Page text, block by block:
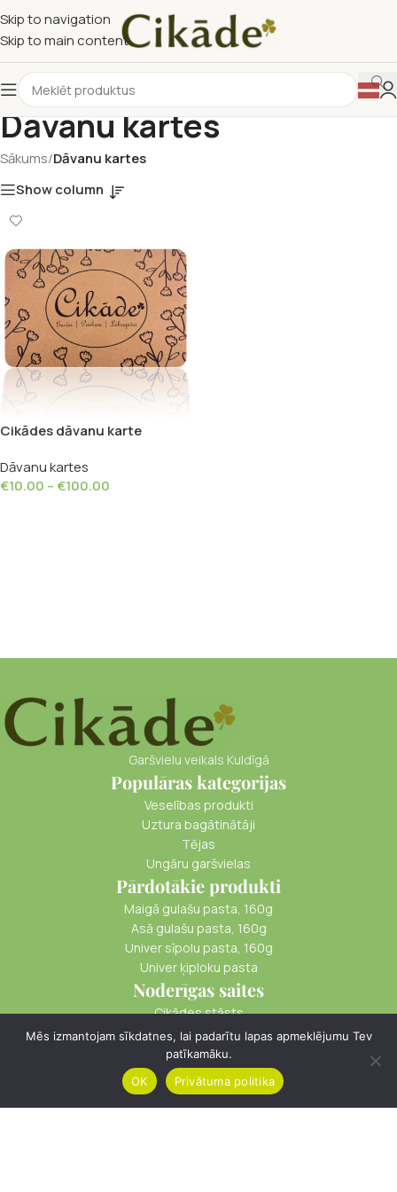
Skip to navigation
Skip to main content
Dāvanu kartes
Sākums/Dāvanu kartes
Show column
Cikādes dāvanu karte
Dāvanu kartes
€10.00 –€100.00
Garšvielu veikals Kuldīgā
Populāras kategorijas
Veselības produkti
Uztura bagātinātāji
Tējas
Ungāru garšvielas
Pārdotākie produkti
Maigā gulašu pasta, 160g
Asā gulašu pasta, 160g
Univer sīpolu pasta, 160g
Univer ķiploku pasta
Noderīgas saites
Cikādes stāsts
Piegāde
Apmaksa
Kā iepirkties
Mēs izmantojam sīkdatnes, lai padarītu lapas apmeklējumu Tev
patīkamāku.
OK
Privātuma politika